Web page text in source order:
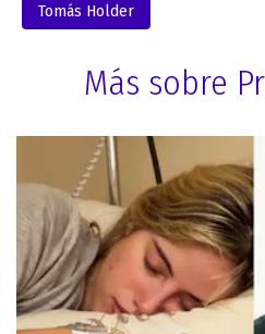
Tomás Holder
Más sobre